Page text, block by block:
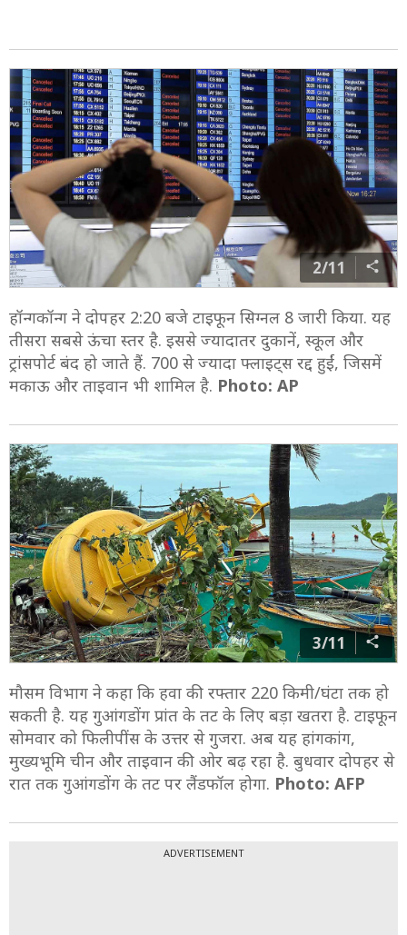
2/11
हॉन्गकॉन्ग ने दोपहर 2:20 बजे टाइफून सिग्नल 8 जारी किया. यह
तीसरा सबसे ऊंचा स्तर है. इससे ज्यादातर दुकानें, स्कूल और
ट्रांसपोर्ट बंद हो जाते हैं. 700 से ज्यादा फ्लाइट्स रद्द हुईं, जिसमें
मकाऊ और ताइवान भी शामिल है. Photo: AP
3/11
मौसम विभाग ने कहा कि हवा की रफ्तार 220 किमी/घंटा तक हो
सकती है. यह गुआंगडोंग प्रांत के तट के लिए बड़ा खतरा है. टाइफून
सोमवार को फिलीपींस के उत्तर से गुजरा. अब यह हांगकांग,
मुख्यभूमि चीन और ताइवान की ओर बढ़ रहा है. बुधवार दोपहर से
रात तक गुआंगडोंग के तट पर लैंडफॉल होगा. Photo: AFP
ADVERTISEMENT